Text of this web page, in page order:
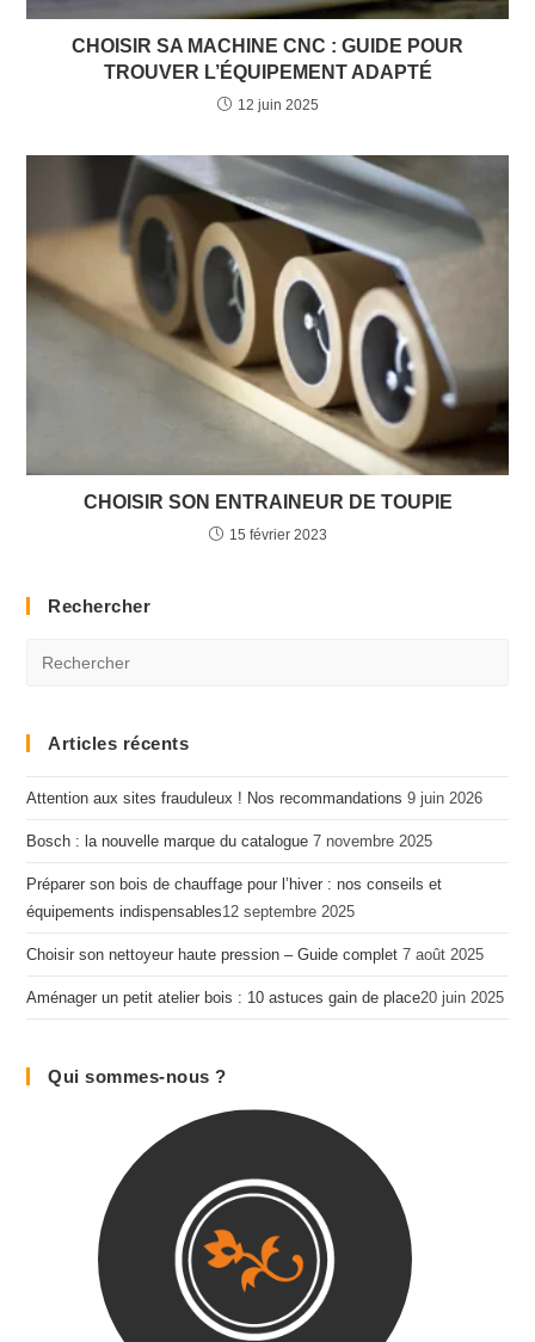
CHOISIR SA MACHINE CNC : GUIDE POUR
TROUVER L’ÉQUIPEMENT ADAPTÉ
12 juin 2025
CHOISIR SON ENTRAINEUR DE TOUPIE
15 février 2023
Rechercher
Articles récents
Attention aux sites frauduleux ! Nos recommandations 9 juin 2026
Bosch : la nouvelle marque du catalogue 7 novembre 2025
Préparer son bois de chauffage pour l’hiver : nos conseils et
équipements indispensables​12 septembre 2025
Choisir son nettoyeur haute pression – Guide complet 7 août 2025
Aménager un petit atelier bois : 10 astuces gain de place​20 juin 2025
Qui sommes-nous ?